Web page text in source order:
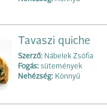
Tavaszi quiche
Szerző: Nábelek Zsófia
Fogás: sütemények
Nehézség: Könnyű